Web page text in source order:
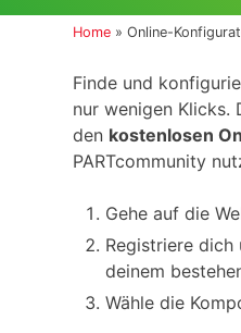
Home »Online-
Finde und
nur wenigen Klicks.
den kostenlosen
PARTcommunity
Gehe auf die
Registriere
deinem
Wähle die